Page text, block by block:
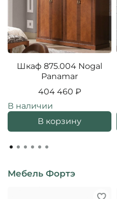
Шкаф 875.004 Nogal
Panamar
404 460 ₽
В наличии
В корзину
Мебель Фортэ